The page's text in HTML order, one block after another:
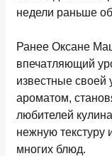
недели раньше
Ранее Оксане
впечатляющий
известные
ароматом,
любителей
нежную текстуру
многих блюд.